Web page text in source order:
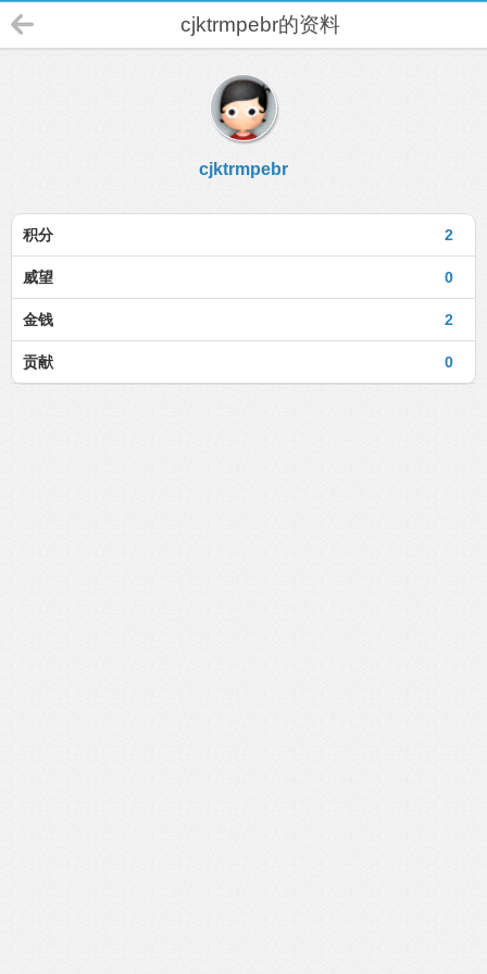
cjktrmpebr的资料
cjktrmpebr
2
积分
0
威望
2
金钱
0
贡献